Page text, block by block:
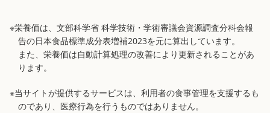
※栄養価は、文部科学省 科学技術・学術審議会資源調査分科会報
告の日本食品標準成分表増補2023を元に算出しています。
また、栄養価は自動計算処理の改善により更新されることがあ
ります。
※当サイトが提供するサービスは、利用者の食事管理を支援するも
のであり、医療行為を行うものではありません。